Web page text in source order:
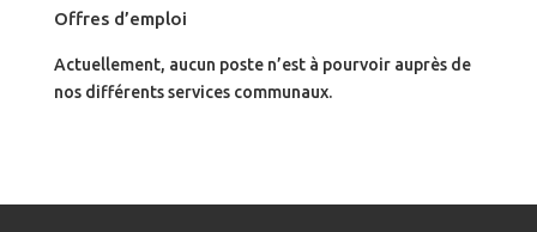
Offres d’emploi
Actuellement, aucun poste n’est à pourvoir auprès de
nos différents services communaux.